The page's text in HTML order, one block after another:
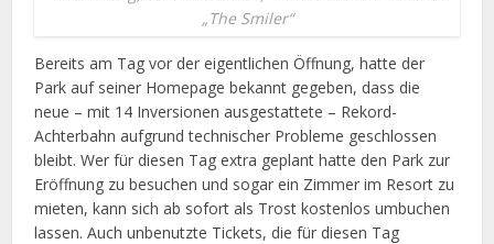
„The Smiler“
Bereits am Tag vor der eigentlichen Öffnung, hatte der
Park auf seiner Homepage bekannt gegeben, dass die
neue – mit 14 Inversionen ausgestattete – Rekord-
Achterbahn aufgrund technischer Probleme geschlossen
bleibt. Wer für diesen Tag extra geplant hatte den Park zur
Eröffnung zu besuchen und sogar ein Zimmer im Resort zu
mieten, kann sich ab sofort als Trost kostenlos umbuchen
lassen. Auch unbenutzte Tickets, die für diesen Tag